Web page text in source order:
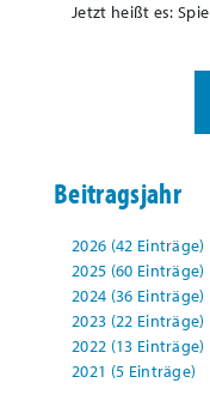
Jetzt heißt es:
Beitragsjahr
2026 (42 Einträge)
2025 (60 Einträge)
2024 (36 Einträge)
2023 (22 Einträge)
2022 (13 Einträge)
2021 (5 Einträge)